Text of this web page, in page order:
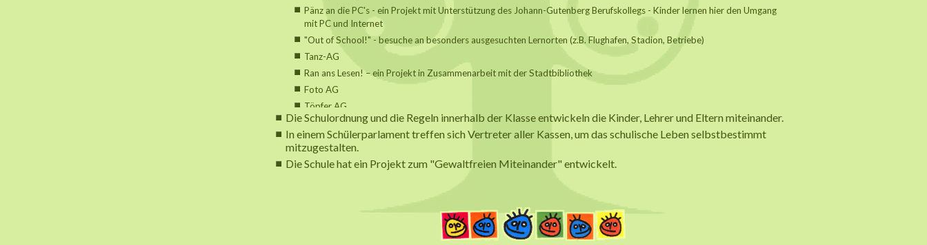
Pänz an die PC's - ein Projekt mit Unterstützung des Johann-Gutenberg Berufskollegs - Kinder lernen hier den Umgang
mit PC und Internet
"Out of School!" - besuche an besonders ausgesuchten Lernorten (z.B. Flughafen, Stadion, Betriebe)
Tanz-AG
Ran ans Lesen! – ein Projekt in Zusammenarbeit mit der Stadtbibliothek
Foto AG
Töpfer AG
Die Schulordnung und die Regeln innerhalb der Klasse entwickeln die Kinder, Lehrer und Eltern miteinander.
In einem Schülerparlament treffen sich Vertreter aller Kassen, um das schulische Leben selbstbestimmt
mitzugestalten.
Die Schule hat ein Projekt zum "Gewaltfreien Miteinander" entwickelt.